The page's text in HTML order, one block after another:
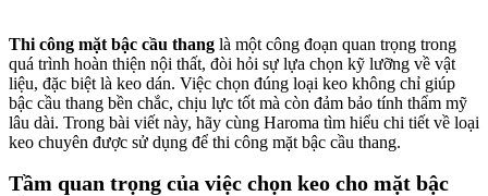
Thi công mặt bậc cầu thang là một công đoạn quan trọng trong
quá trình hoàn thiện nội thất, đòi hỏi sự lựa chọn kỹ lưỡng về vật
liệu, đặc biệt là keo dán. Việc chọn đúng loại keo không chỉ giúp
bậc cầu thang bền chắc, chịu lực tốt mà còn đảm bảo tính thẩm mỹ
lâu dài. Trong bài viết này, hãy cùng Haroma tìm hiểu chi tiết về loại
keo chuyên được sử dụng để thi công mặt bậc cầu thang.
Tầm quan trọng của việc chọn keo cho mặt bậc